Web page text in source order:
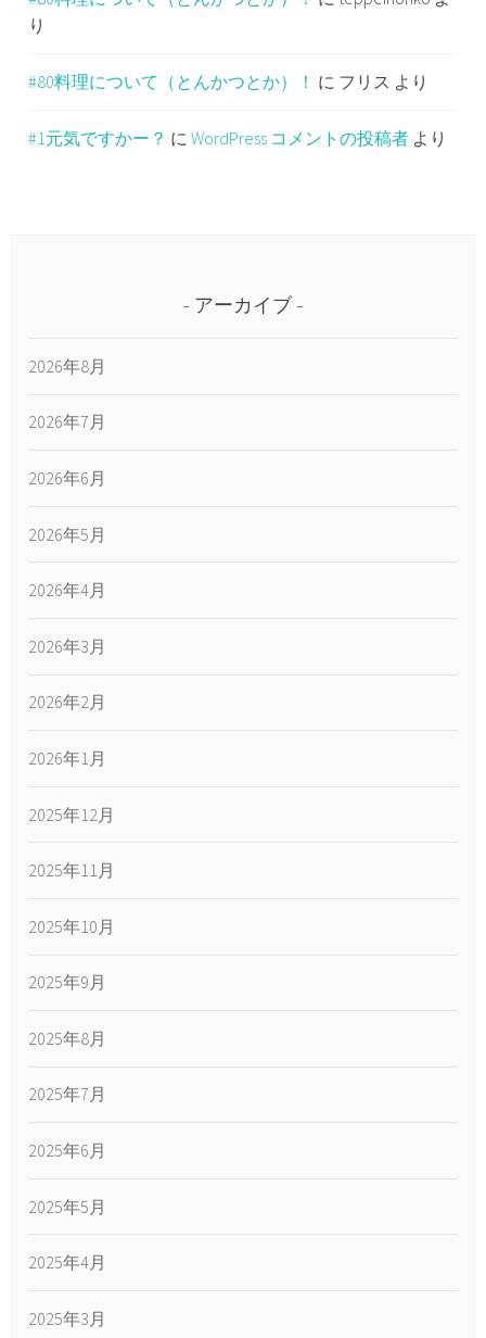
り
#80料理について（とんかつとか）！ に フリス より
#1元気ですかー？ にWordPress コメントの投稿者 より
アーカイブ
2026年8月
2026年7月
2026年6月
2026年5月
2026年4月
2026年3月
2026年2月
2026年1月
2025年12月
2025年11月
2025年10月
2025年9月
2025年8月
2025年7月
2025年6月
2025年5月
2025年4月
2025年3月